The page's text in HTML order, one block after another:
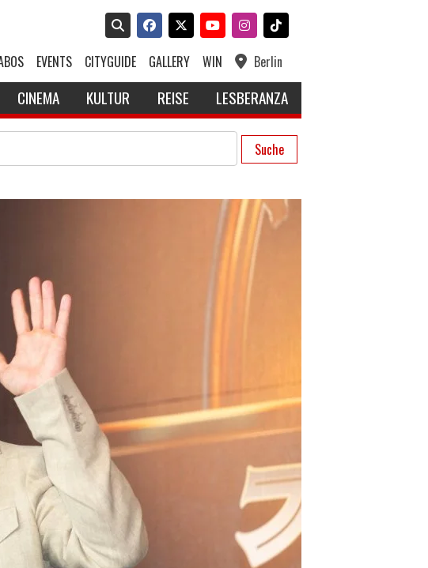
EVENTS CITYGUIDE GALLERY WIN Berlin
CINEMA KULTUR REISE LESBERANZA